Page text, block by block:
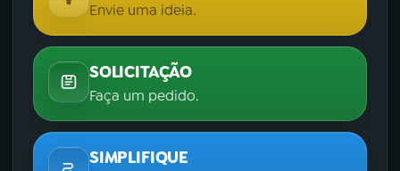
Envie uma ideia.
SOLICITAÇÃO
Faça um pedido.
SIMPLIFIQUE